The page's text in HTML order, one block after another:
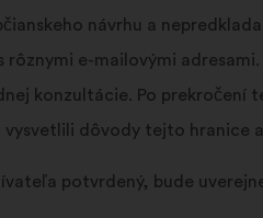
návrhu a
rôznymi e-mailovými
konzultácie. Po
dôvody tejto hranice
potvrdený, bude